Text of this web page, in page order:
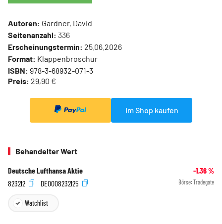
Autoren: Gardner, David
Seitenanzahl: 336
Erscheinungstermin: 25.06.2026
Format: Klappenbroschur
ISBN: 978-3-68932-071-3
Preis: 29,90 €
Im Shop kaufen
Behandelter Wert
Deutsche Lufthansa Aktie -1,36%
823212
DE0008232125 Börse: Tradegate
Watchlist